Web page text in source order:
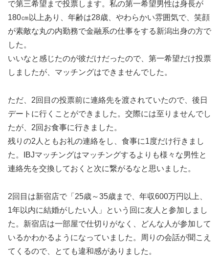
で第三希望まで投票します。私の第一希望男性は身長が
180㎝以上あり、年齢は28歳、やわらかい雰囲気で、笑顔
が素敵な丸の内勤務で金融系の仕事をする新潟出身の方で
した。
いいなと感じたのが彼だけだったので、第一希望だけ投票
しましたが、マッチングはできませんでした。
ただ、2回目の投票前に連絡先を渡されていたので、後日
デートに行くことができました。交際には至りませんでし
たが、2回お食事に行きました。
残りの2人ともお礼の連絡をし、食事に1度だけ行きまし
た。IBJマッチングはマッチングするよりも様々な男性と
連絡先を交換しておくと次に繋がるなと思いました。
2回目は新宿店で「25歳～35歳まで、年収600万円以上、
1年以内に結婚がしたい人」という回に友人と参加しまし
た。新宿店は一部屋で仕切りがなく、どんな人が参加して
いるかわかるようになっていました。周りの会話が聞こえ
てくるので、とても違和感がありました。